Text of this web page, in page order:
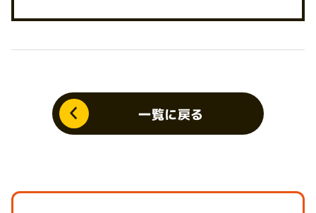
一覧に戻る